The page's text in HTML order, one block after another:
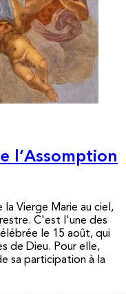
l’Assomption
Vierge Marie au ciel,
C'est l'une des
le 15 août, qui
de Dieu. Pour elle,
sa participation à la